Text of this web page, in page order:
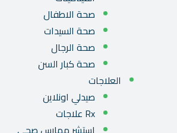
صحة الاطفال
صحة السيدات
صحة الرجال
صحة كبار السن
العلاجات
صيدلي اونلاين
Rx علاجات